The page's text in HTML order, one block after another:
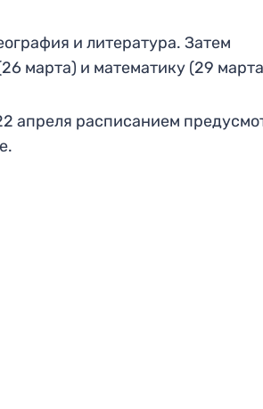
и литература. Затем
марта) и математику (29
апреля расписанием